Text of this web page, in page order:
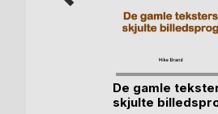
De gamle
skjulte